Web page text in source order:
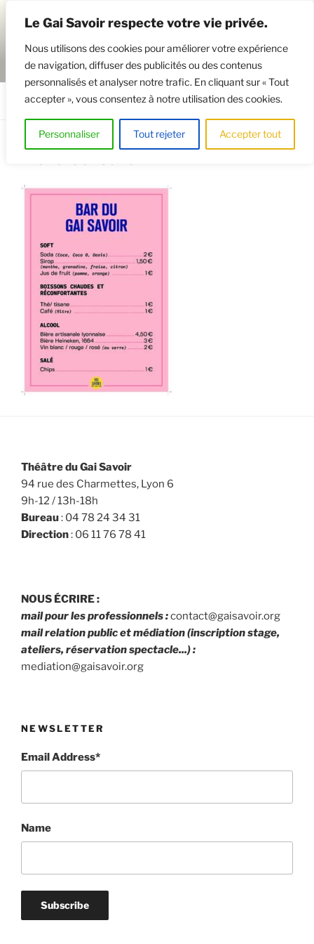
Le Gai Savoir respecte votre vie privée.
Nous utilisons des cookies pour améliorer votre expérience
de navigation, diffuser des publicités ou des contenus
personnalisés et analyser notre trafic. En cliquant sur « Tout
accepter », vous consentez à notre utilisation des cookies.
Personnaliser Tout rejeter Accepter tout
contenu
principal
GAISAVOIR
Osez le théâtre !
Menu
Théâtre du Gai Savoir
94 rue des Charmettes, Lyon 6
9h-12 / 13h-18h
Bureau: 04 78 24 34 31
Direction: 06 11 76 78 41
NOUS ÉCRIRE :
mail pour les professionnels :contact@gaisavoir.org
mail relation public et médiation (inscription stage,
ateliers, réservation spectacle...) :
mediation@gaisavoir.org
NEWSLETTER
Email Address*
Name